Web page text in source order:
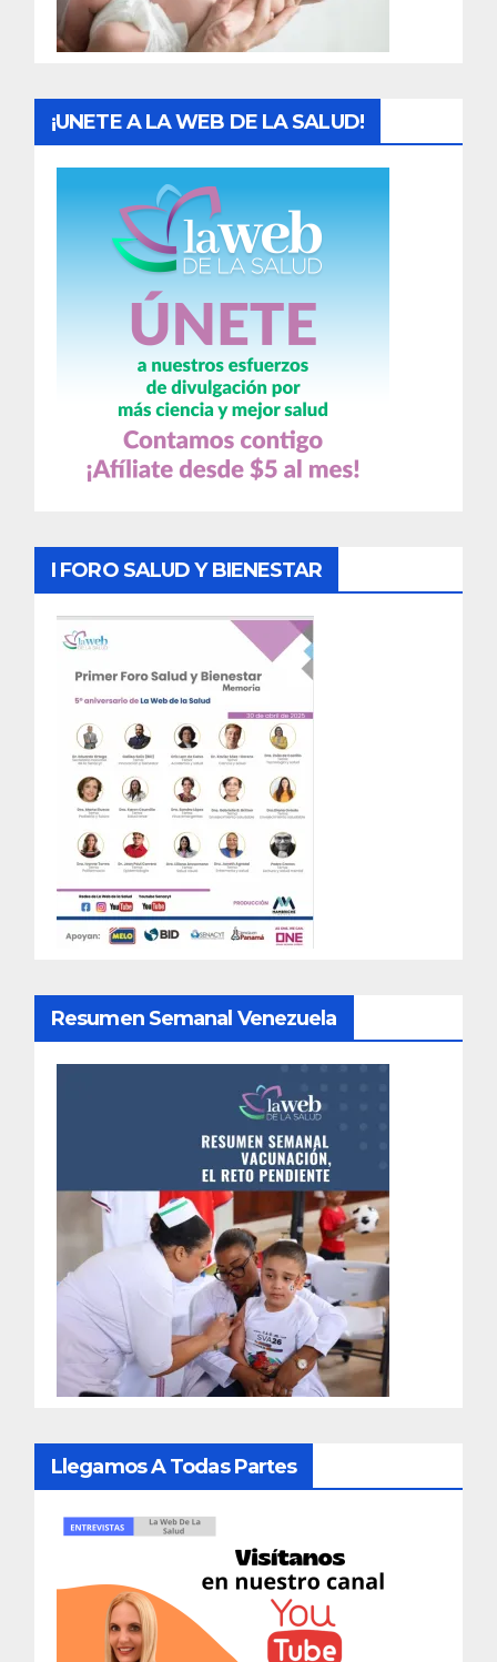
¡UNETE A LA WEB DE LA SALUD!
I FORO SALUD Y BIENESTAR
Resumen Semanal Venezuela
Llegamos A Todas Partes